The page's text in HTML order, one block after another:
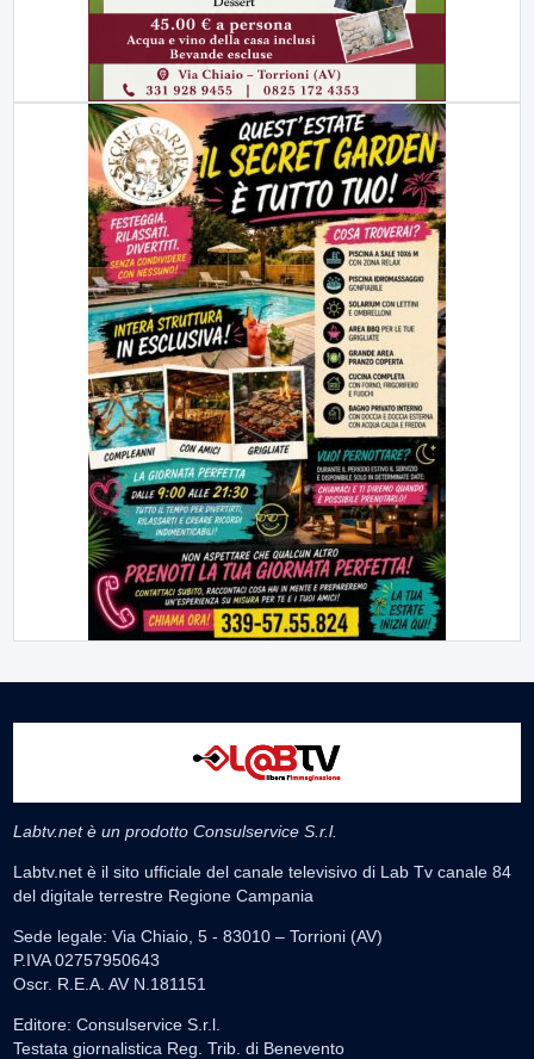
Labtv.net è un prodotto Consulservice S.r.l.
Labtv.net è il sito ufficiale del canale televisivo di Lab Tv canale 84
del digitale terrestre Regione Campania
Sede legale: Via Chiaio, 5 - 83010 – Torrioni (AV)
P.IVA 02757950643
Oscr. R.E.A. AV N.181151
Editore: Consulservice S.r.l.
Testata giornalistica Reg. Trib. di Benevento